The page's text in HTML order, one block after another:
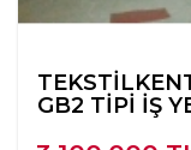
GB2 TİPİ İŞ